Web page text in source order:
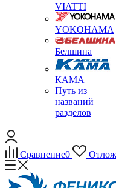
VIATTI
YOKOHAMA
Белшина
КАМА
Путь из
названий
разделов
Сравнение0